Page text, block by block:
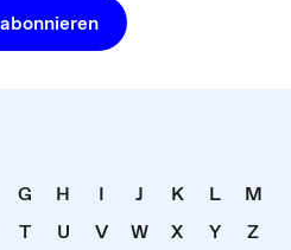
G H I J K L
M
T U V W X Y
Z